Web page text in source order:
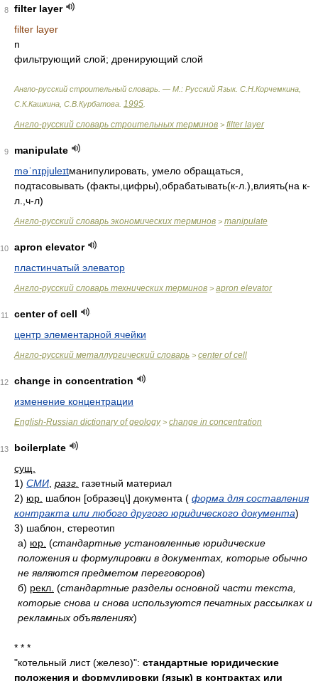
8
filter layer
filter layer
n
фильтрующий слой; дренирующий слой
Англо-русский строительный словарь. — М.: Русский Язык. С.Н.Корчемкина,
С.К.Кашкина, С.В.Курбатова 1995
Англо-русский словарь строительных терминов > filter layer
9
manipulate
məˈnɪpjuleɪtманипулировать, умело обращаться,
подтасовывать (факты,цифры),обрабатывать(к-л.),влиять(на к-
л.,ч-л)
Англо-русский словарь экономических терминов > manipulate
10
apron elevator
пластинчатый элеватор
Англо-русский словарь технических терминов > apron elevator
11
center of cell
центр элементарной ячейки
Англо-русский металлургический словарь > center of cell
12
change in concentration
изменение концентрации
English-Russian dictionary of geology> change in concentration
13
boilerplate
сущ.
1) СМИ разг. газетный материал
2) юр. шаблон [образец\] документа ( форма для составления
контракта или любого другого юридического документа)
3) шаблон, стереотип
а) юр. (стандартные установленные юридические
положения и формулировки в документах, которые обычно
не являются предметом переговоров)
б) рекл. (стандартные разделы основной части текста,
которые снова и снова используются печатных рассылках и
рекламных объявлениях)
* * *
"котельный лист (железо)": стандартные юридические
положения и формулировки (язык) в контрактах или